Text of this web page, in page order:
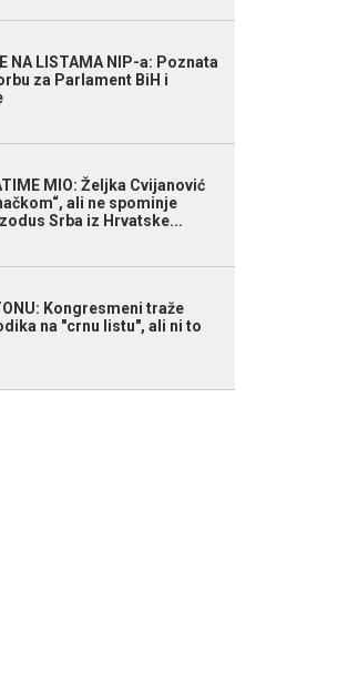
NA LISTAMA NIP-a: Poznata
za Parlament BiH i
MIO: Željka Cvijanović
ali ne spominje
Srba iz Hrvatske...
Kongresmeni traže
na "crnu listu", ali ni to